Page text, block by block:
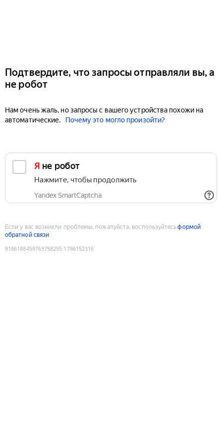
Подтвердите, что запросы отправляли вы, а
не робот
Нам очень жаль, но запросы с вашего устройства похожи на
автоматические.
Почему это могло произойти?
Я не робот
Нажмите, чтобы продолжить
Yandex SmartCaptcha
Если у вас возникли проблемы, пожалуйста, воспользуйтесьформой
обратной связи
9186188459763758255:1786152316